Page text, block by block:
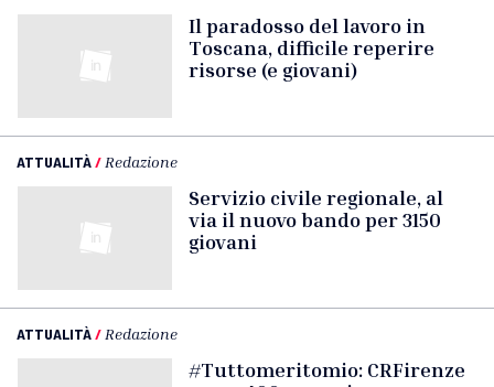
Il paradosso del lavoro in
Toscana, difficile reperire
risorse (e giovani)
ATTUALITÀ/ Redazione
Servizio civile regionale, al
via il nuovo bando per 3150
giovani
ATTUALITÀ/ Redazione
#Tuttomeritomio: CRFirenze